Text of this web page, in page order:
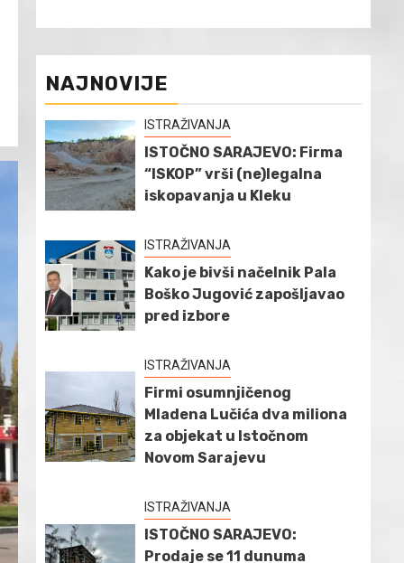
NAJNOVIJE
ISTRAŽIVANJA
ISTOČNO SARAJEVO: Firma
“ISKOP” vrši (ne)legalna
iskopavanja u Kleku
ISTRAŽIVANJA
Kako je bivši načelnik Pala
Boško Jugović zapošljavao
pred izbore
ISTRAŽIVANJA
Firmi osumnjičenog
Mladena Lučića dva miliona
za objekat u Istočnom
Novom Sarajevu
ISTRAŽIVANJA
ISTOČNO SARAJEVO:
Prodaje se 11 dunuma